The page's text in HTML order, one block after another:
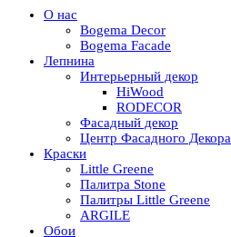
О нас
Bogema Decor
Bogema Facade
Лепнина
Интерьерный декор
HiWood
RODECOR
Фасадный декор
Центр Фасадного Декора
Краски
Little Greene
Палитра Stone
Палитры Little Greene
ARGILE
Обои